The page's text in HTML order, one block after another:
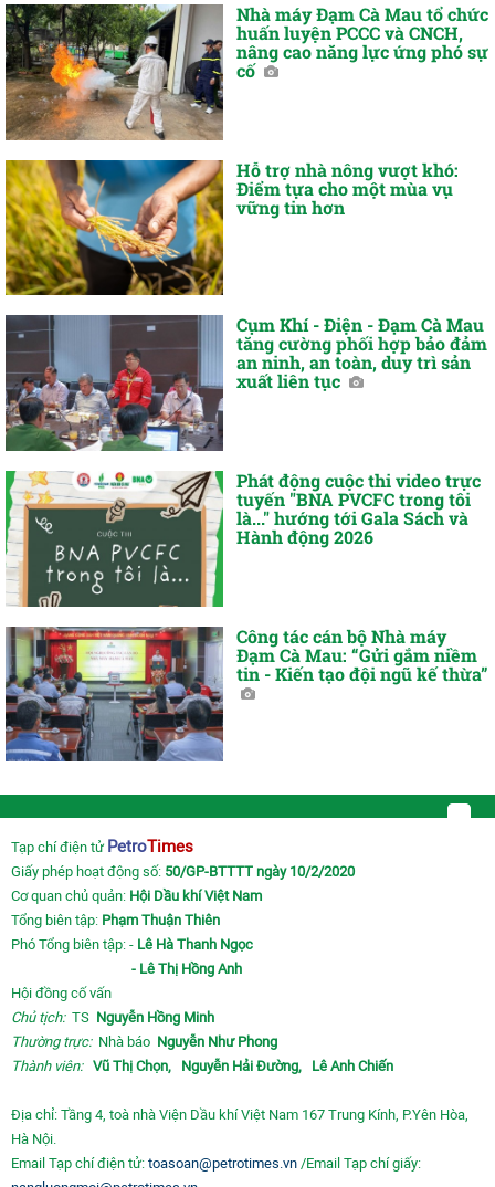
Nhà máy Đạm Cà Mau tổ chức
huấn luyện PCCC và CNCH,
nâng cao năng lực ứng phó sự
cố
Hỗ trợ nhà nông vượt khó:
Điểm tựa cho một mùa vụ
vững tin hơn
Cụm Khí - Điện - Đạm Cà Mau
tăng cường phối hợp bảo đảm
an ninh, an toàn, duy trì sản
xuất liên tục
Phát động cuộc thi video trực
tuyến "BNA PVCFC trong tôi
là..." hướng tới Gala Sách và
Hành động 2026
Công tác cán bộ Nhà máy
Đạm Cà Mau: “Gửi gắm niềm
tin - Kiến tạo đội ngũ kế thừa”
Tạp chí điện tử PetroTimes
Giấy phép hoạt động số: 50/GP-BTTTT ngày 10/2/2020
Cơ quan chủ quản: Hội Dầu khí Việt Nam
Tổng biên tập: Phạm Thuận Thiên
Phó Tổng biên tập: - Lê Hà Thanh Ngọc
- Lê Thị Hồng Anh
Hội đồng cố vấn
Chủ tịch:TS Nguyễn Hồng Minh
Thường trực: Nhà báo Nguyễn Như Phong
Thành viên: Vũ Thị Chọn, Nguyễn Hải Đường, Lê Anh Chiến
Địa chỉ: Tầng 4, toà nhà Viện Dầu khí Việt Nam 167 Trung Kính, P.Yên Hòa,
Hà Nội.
Email Tạp chí điện tử: toasoan@petrotimes.vn /Email Tạp chí giấy: